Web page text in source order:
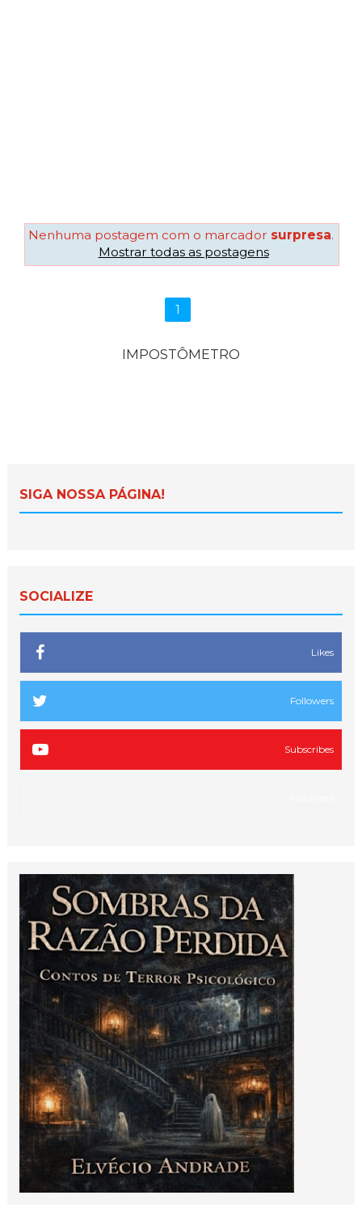
Nenhuma postagem com o marcador surpresa.
Mostrar todas as postagens
1
IMPOSTÔMETRO
SIGA NOSSA PÁGINA!
SOCIALIZE
Likes
Followers
Subscribes